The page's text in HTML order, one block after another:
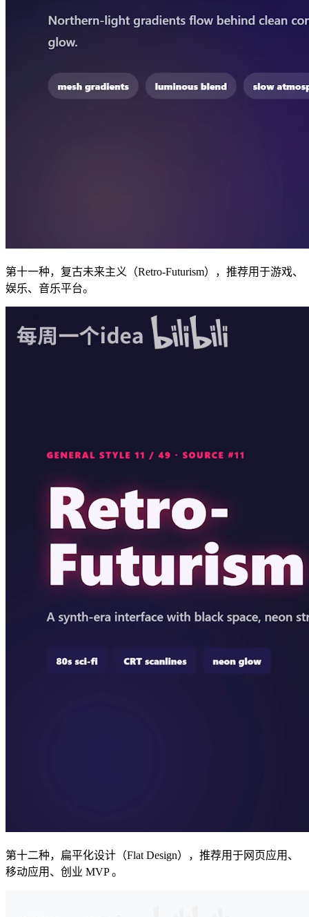
第十一种，复古未来主义（Retro-Futurism），推荐用于游戏、
娱乐、音乐平台。
第十二种，扁平化设计（Flat Design），推荐用于网页应用、
移动应用、创业 MVP 。